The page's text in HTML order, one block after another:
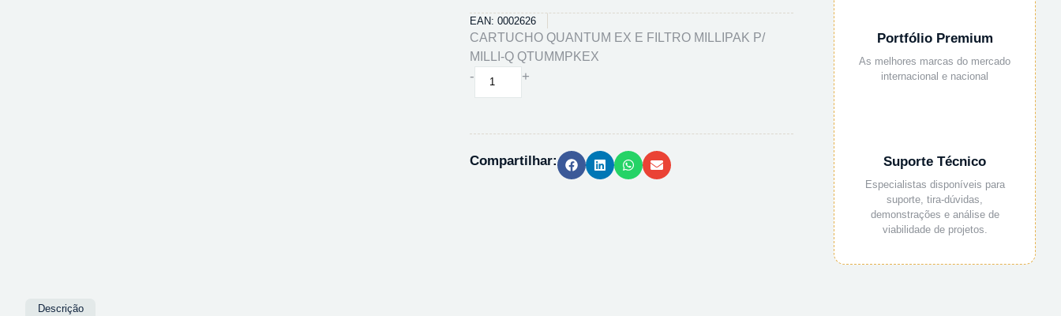
EAN: 0002626
CARTUCHO QUANTUM EX E FILTRO MILLIPAK P/
MILLI-Q QTUMMPKEX
-
CARTUCHO
QUANTUM
E
FILTRO
+
Compartilhar:
Portfólio Premium
As melhores marcas do mercado
internacional e nacional
Suporte Técnico
Especialistas disponíveis para
suporte, tira-dúvidas,
demonstrações e análise de
viabilidade de projetos.
Descrição